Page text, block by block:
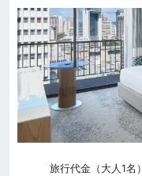
旅行代金（大人1名）